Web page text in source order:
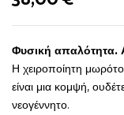
Φυσική απαλότητα.
Η χειροποίητη
είναι μια κομψή,
νεογέννητο.